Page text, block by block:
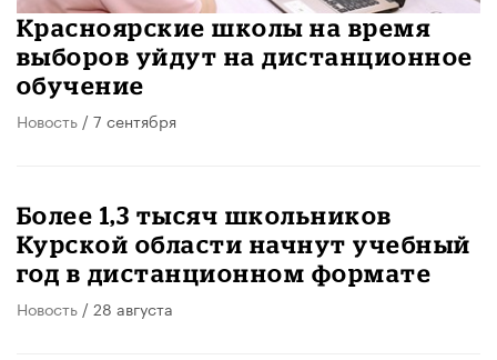
Красноярские школы на время
выборов уйдут на дистанционное
обучение
Новость / 7 сентября
Более 1,3 тысяч школьников
Курской области начнут учебный
год в дистанционном формате
Новость / 28 августа